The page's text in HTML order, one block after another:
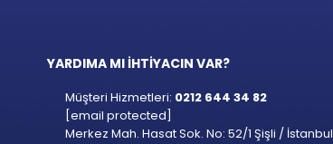
YARDIMA MI İHTİYACIN VAR?
Müşteri Hizmetleri: 0212 644 34 82
[email protected]
Merkez Mah. Hasat Sok. No: 52/1 Şişli / İstanbul